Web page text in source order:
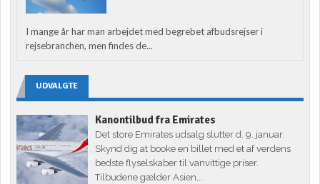
I mange år har man arbejdet med begrebet afbudsrejser i
rejsebranchen, men findes de...
UDVALGTE
Kanontilbud fra Emirates
Det store Emirates udsalg slutter d. 9. januar.
Skynd dig at booke en billet med et af verdens
bedste flyselskaber til vanvittige priser.
Tilbudene gælder Asien,...